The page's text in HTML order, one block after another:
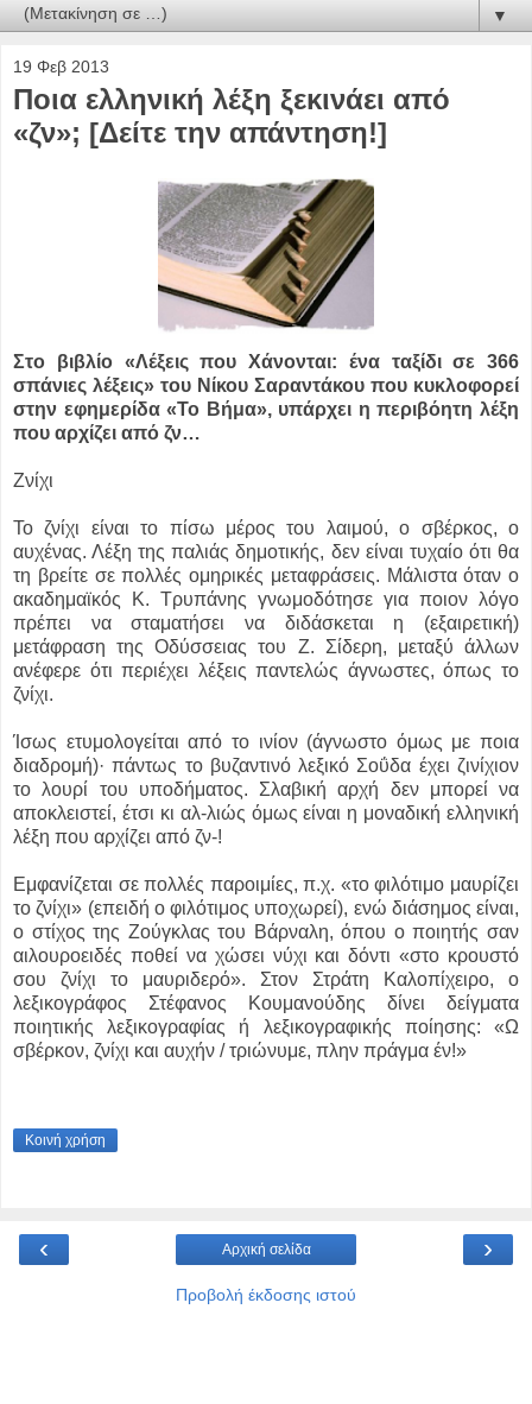
▼
19 Φεβ 2013
Ποια ελληνική λέξη ξεκινάει από
«ζν»; [Δείτε την απάντηση!]
Στο βιβλίο «Λέξεις που Χάνονται: ένα ταξίδι σε 366
σπάνιες λέξεις» του Νίκου Σαραντάκου που κυκλοφορεί
στην εφημερίδα «Το Βήμα», υπάρχει η περιβόητη λέξη
που αρχίζει από ζν…
Ζνίχι
Το ζνίχι είναι το πίσω μέρος του λαιμού, ο σβέρκος, ο
αυχένας. Λέξη της παλιάς δημοτικής, δεν είναι τυχαίο ότι θα
τη βρείτε σε πολλές ομηρικές μεταφράσεις. Μάλιστα όταν ο
ακαδημαϊκός Κ. Τρυπάνης γνωμοδότησε για ποιον λόγο
πρέπει να σταματήσει να διδάσκεται η (εξαιρετική)
μετάφραση της Οδύσσειας του Ζ. Σίδερη, μεταξύ άλλων
ανέφερε ότι περιέχει λέξεις παντελώς άγνωστες, όπως το
ζνίχι.
Ίσως ετυμολογείται από το ινίον (άγνωστο όμως με ποια
διαδρομή)· πάντως το βυζαντινό λεξικό Σοΰδα έχει ζινίχιον
το λουρί του υποδήματος. Σλαβική αρχή δεν μπορεί να
αποκλειστεί, έτσι κι αλ-λιώς όμως είναι η μοναδική ελληνική
λέξη που αρχίζει από ζν-!
Εμφανίζεται σε πολλές παροιμίες, π.χ. «το φιλότιμο μαυρίζει
το ζνίχι» (επειδή ο φιλότιμος υποχωρεί), ενώ διάσημος είναι,
ο στίχος της Ζούγκλας του Βάρναλη, όπου ο ποιητής σαν
αιλουροειδές ποθεί να χώσει νύχι και δόντι «στο κρουστό
σου ζνίχι το μαυριδερό». Στον Στράτη Καλοπίχειρο, ο
λεξικογράφος Στέφανος Κουμανούδης δίνει δείγματα
ποιητικής λεξικογραφίας ή λεξικογραφικής ποίησης: «Ω
σβέρκον, ζνίχι και αυχήν / τριώνυμε, πλην πράγμα έν!»
Κοινή χρήση
‹ ›
Αρχική σελίδα
Προβολή έκδοσης ιστού